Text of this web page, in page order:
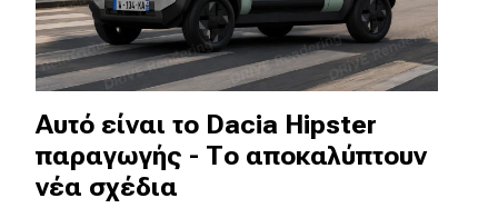
Αποστολή
Συγκρίνουμε
Αγώνες
Formula 1
Αυτό είναι το Dacia Hipster
παραγωγής - Το αποκαλύπτουν
νέα σχέδια